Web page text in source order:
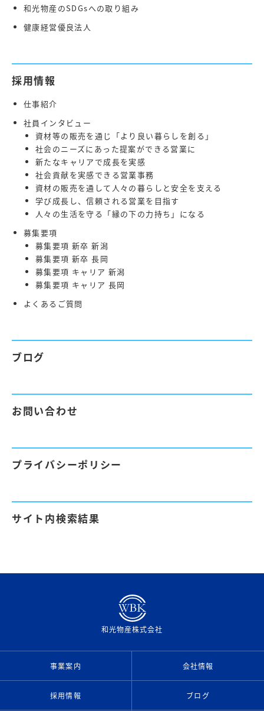
和光物産のSDGsへの取り組み
健康経営優良法人
採用情報
仕事紹介
社員インタビュー
資材等の販売を通じ「より良い暮らしを創る」
社会のニーズにあった提案ができる営業に
新たなキャリアで成長を実感
社会貢献を実感できる営業事務
資材の販売を通して人々の暮らしと安全を支える
学び成長し、信頼される営業を目指す
人々の生活を守る「縁の下の力持ち」になる
募集要項
募集要項 新卒 新潟
募集要項 新卒 長岡
募集要項 キャリア 新潟
募集要項 キャリア 長岡
よくあるご質問
ブログ
お問い合わせ
プライバシーポリシー
サイト内検索結果
和光物産株式会社
事業案内 会社情報
採用情報 ブログ